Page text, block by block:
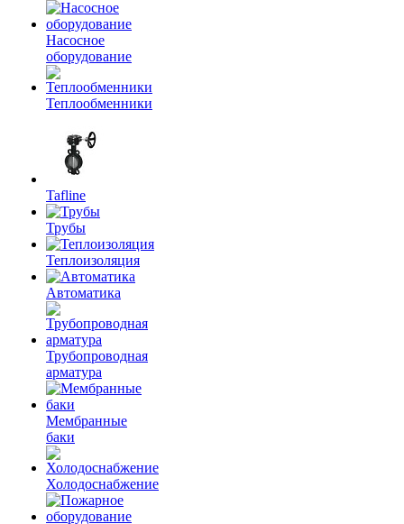
Насосное
оборудование
Теплообменники
Tafline
Трубы
Теплоизоляция
Автоматика
Трубопроводная
арматура
Мембранные
баки
Холодоснабжение